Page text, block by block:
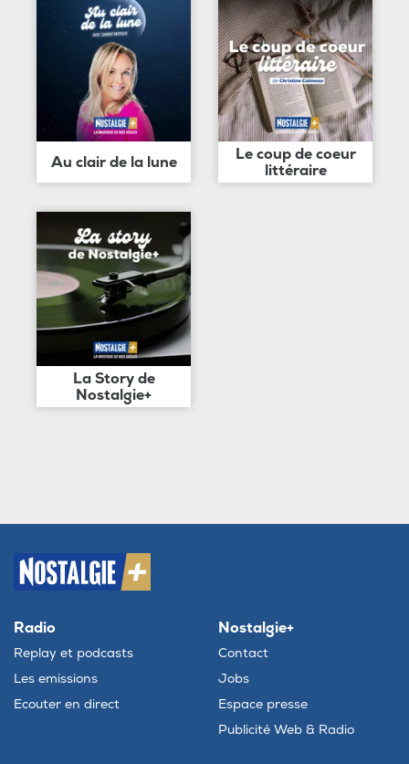
Au clair de la lune
Le coup de coeur
littéraire
La Story de
Nostalgie+
Radio
Replay et podcasts
Les emissions
Ecouter en direct
Nostalgie+
Contact
Jobs
Espace presse
Publicité Web & Radio